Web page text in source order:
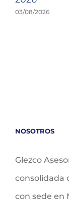
03/08/2026
NOSOTROS
Glezco
consolidada
con sede en